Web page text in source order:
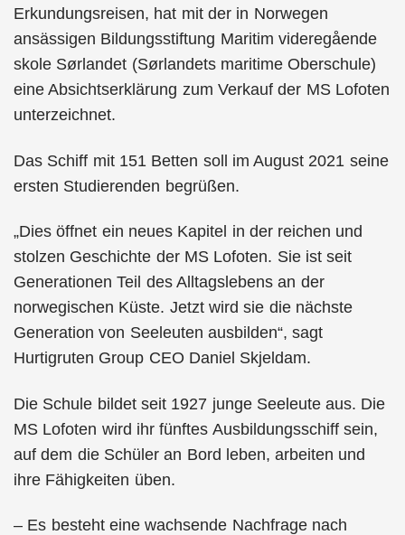
Erkundungsreisen, hat mit der in Norwegen
ansässigen Bildungsstiftung Maritim videregående
skole Sørlandet (Sørlandets maritime Oberschule)
eine Absichtserklärung zum Verkauf der MS Lofoten
unterzeichnet.
Das Schiff mit 151 Betten soll im August 2021 seine
ersten Studierenden begrüßen.
„Dies öffnet ein neues Kapitel in der reichen und
stolzen Geschichte der MS Lofoten. Sie ist seit
Generationen Teil des Alltagslebens an der
norwegischen Küste. Jetzt wird sie die nächste
Generation von Seeleuten ausbilden“, sagt
Hurtigruten Group CEO Daniel Skjeldam.
Die Schule bildet seit 1927 junge Seeleute aus. Die
MS Lofoten wird ihr fünftes Ausbildungsschiff sein,
auf dem die Schüler an Bord leben, arbeiten und
ihre Fähigkeiten üben.
– Es besteht eine wachsende Nachfrage nach